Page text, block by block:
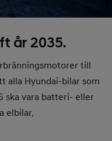
år 2035.
till
alla Hyundai-bilar som
ska vara batteri- eller
elbilar.